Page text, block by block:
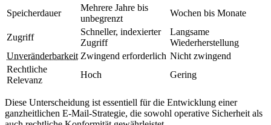
Speicherdauer
Mehrere Jahre bis
unbegrenzt
Wochen bis Monate
Zugriff
Schneller, indexierter
Zugriff
Langsame
Wiederherstellung
Unveränderbarkeit Zwingend erforderlich Nicht zwingend
Rechtliche
Relevanz
Hoch Gering
Diese Unterscheidung ist essentiell für die Entwicklung einer
ganzheitlichen E-Mail-Strategie, die sowohl operative Sicherheit als